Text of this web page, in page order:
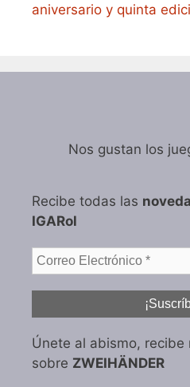
aniversario y quinta
Nos gustan los
Recibe todas las
IGARol
Únete al abismo, recibe
sobre ZWEIHÄNDER